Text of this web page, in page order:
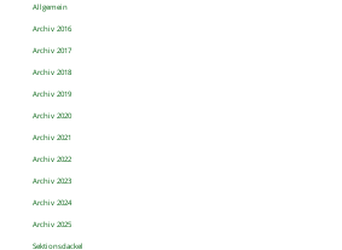
Allgemein
Archiv 2016
Archiv 2017
Archiv 2018
Archiv 2019
Archiv 2020
Archiv 2021
Archiv 2022
Archiv 2023
Archiv 2024
Archiv 2025
Sektionsdackel